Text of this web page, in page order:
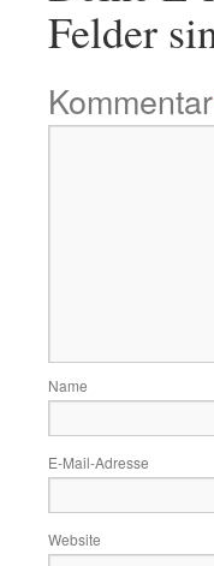
Felder
Kommentar
Name
E-Mail-Adresse
Website